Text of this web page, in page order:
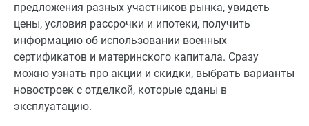
предложения разных участников рынка, увидеть
цены, условия рассрочки и ипотеки, получить
информацию об использовании военных
сертификатов и материнского капитала. Сразу
можно узнать про акции и скидки, выбрать варианты
новостроек с отделкой, которые сданы в
эксплуатацию.